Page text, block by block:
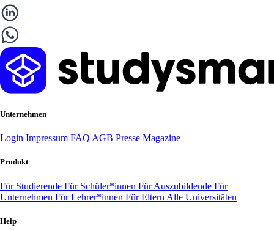
Unternehmen
Login Impressum FAQ AGB Presse Magazine
Produkt
Für Studierende Für Schüler*innen Für Auszubildende Für
Unternehmen Für Lehrer*innen Für Eltern Alle Universitäten
Help